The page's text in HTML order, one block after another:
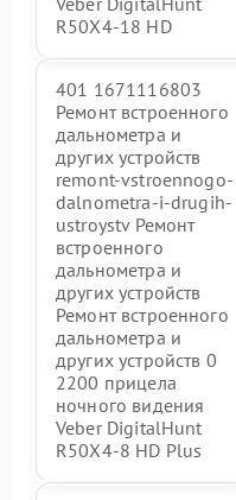
R50X4-18 HD
401 1671116803
Ремонт встроенного
дальнометра и
других устройств
remont-vstroennogo-
dalnometra-i-drugih-
ustroystv Ремонт
встроенного
дальнометра и
других устройств
Ремонт встроенного
дальнометра и
других устройств 0
2200 прицела
ночного видения
Veber DigitalHunt
R50X4-8 HD Plus